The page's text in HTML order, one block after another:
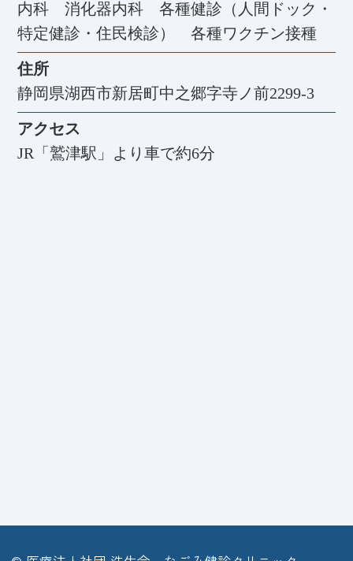
内科 消化器内科 各種健診（人間ドック・
特定健診・住民検診） 各種ワクチン接種
住所
静岡県湖西市新居町中之郷字寺ノ前2299-3
アクセス
JR「鷲津駅」より車で約6分